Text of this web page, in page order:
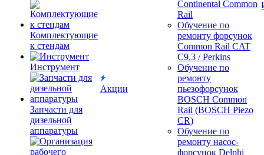
Комплектующие
к стендам
Инструмент
Запчасти для
дизельной
аппаратуры
Акции
Continental Common
Rail
Обучение по
ремонту форсунок
Common Rail CAT
C9.3 / Perkins
Обучение по
ремонту
пьезофорсунок
BOSCH Common
Rail (BOSCH Piezo
CR)
Обучение по
ремонту насос-
форсунок Delphi